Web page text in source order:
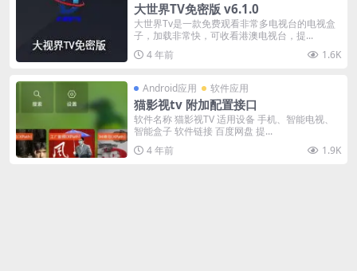
大世界TV免密版 v6.1.0
大世界Tv是一款免费观看非常多电视台的电视盒
子，加载非常快，可收看港澳电视台，提...
4 年前
1.6K
Android应用 软件应用
猫影视tv 附加配置接口
软件名称 猫影视TV 适用设备 手机、智能电视、
智能盒子 软件链接 百度网盘 提...
4 年前
1.9K